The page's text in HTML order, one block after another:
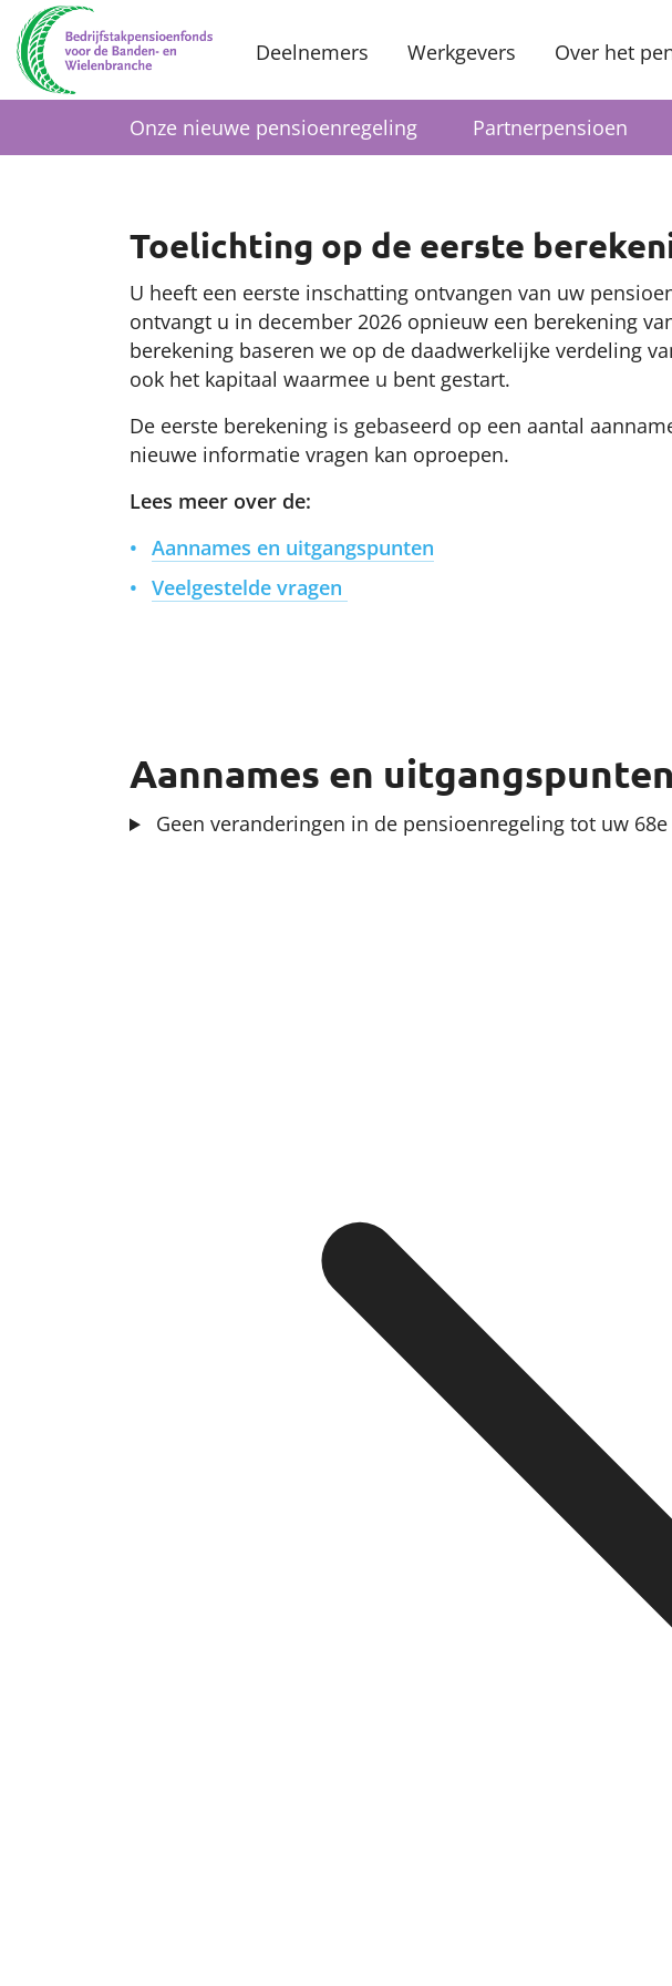
Deelnemers Werkgevers Over het
Onze nieuwe pensioenregeling Partnerpensioen
Toelichting op de eerste
U heeft een eerste inschatting ontvangen van uw
ontvangt u in december 2026 opnieuw een berekening
berekening baseren we op de daadwerkelijke verdeling
ook het kapitaal waarmee u bent gestart.
De eerste berekening is gebaseerd op een aantal
nieuwe informatie vragen kan oproepen.
Lees meer over de:
Aannames en uitgangspunten
Veelgestelde vragen
Aannames en uitgangspunten
Geen veranderingen in de pensioenregeling tot uw 68e